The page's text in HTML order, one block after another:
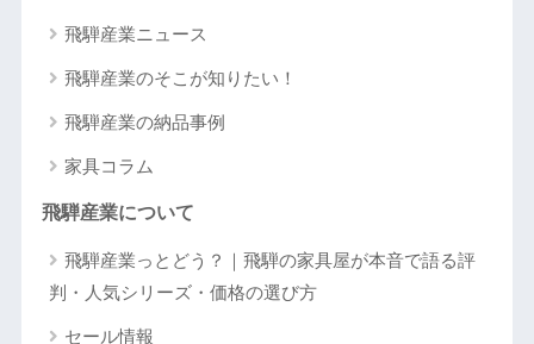
飛騨産業ニュース
飛騨産業のそこが知りたい！
飛騨産業の納品事例
家具コラム
飛騨産業について
飛騨産業っとどう？｜飛騨の家具屋が本音で語る評
判・人気シリーズ・価格の選び方
セール情報